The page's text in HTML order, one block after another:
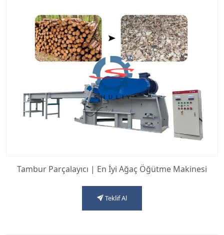
Tambur Parçalayıcı | En İyi Ağaç Öğütme Makinesi
Teklif Al